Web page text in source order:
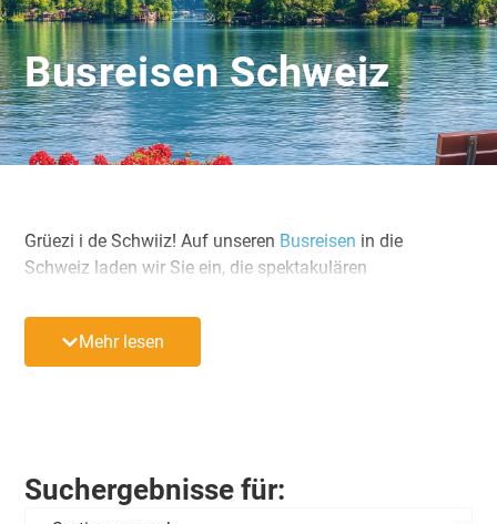
Busreisen Schweiz
Grüezi i de Schwiiz! Auf unseren Busreisen in die
Schweiz laden wir Sie ein, die spektakulären
glitzernden Seen und charmanten Dörfern zu entdecken.
Genießen Sie die Vielfalt der schweizerischen Kultur und
Erleben Sie auf Ihrer Busreise das Berner Oberland mit
Mehr lesen
Suchergebnisse für: